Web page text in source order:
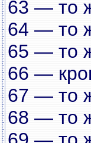
63 — то
64 — то
65 — то
66 —
67 — то
68 — то